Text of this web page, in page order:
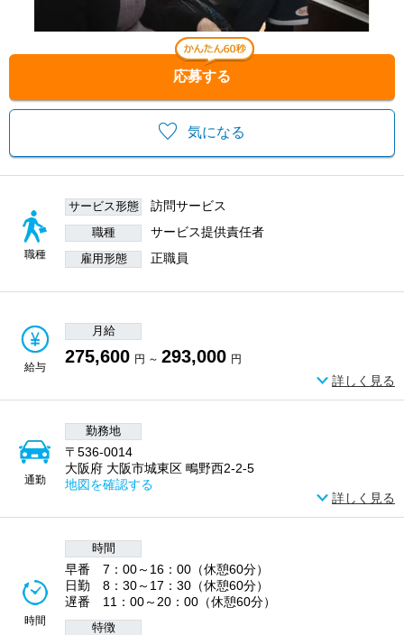
気になる
応募する
職種
サービス形態 訪問サービス
職種 サービス提供責任者
雇用形態 正職員
給与
月給
275,600 円 ～ 293,000 円
詳しく見る
通勤
勤務地
〒536-0014
大阪府 大阪市城東区 鴫野西2-2-5
地図を確認する
詳しく見る
時間
時間
早番 7：00～16：00（休憩60分）
日勤 8：30～17：30（休憩60分）
遅番 11：00～20：00（休憩60分）
特徴